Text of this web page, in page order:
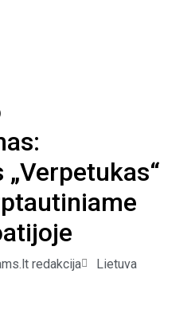
redakcija Lietuva